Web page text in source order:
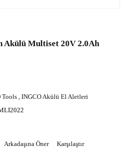
Multiset 20V 2.0Ah
Tools ,INGCO Akülü El Aletleri
Arkadaşına Öner Karşılaştır